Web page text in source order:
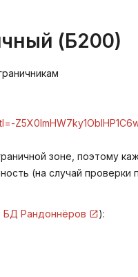
(Б200)
зоне, поэтому
(на случай проверки
БД Рандоннёров ):